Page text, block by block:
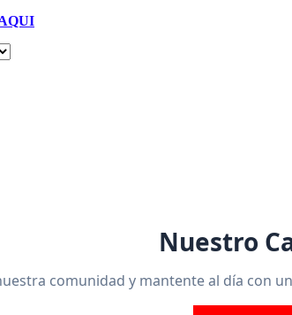
Nuestro
comunidad y mantente al día con